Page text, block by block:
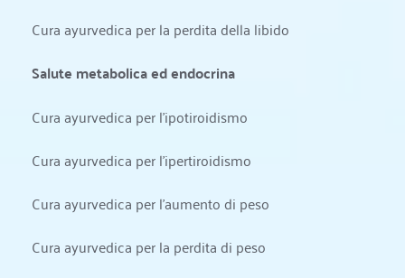
Cura ayurvedica per la perdita della libido
Salute metabolica ed endocrina
Cura ayurvedica per l'ipotiroidismo
Cura ayurvedica per l'ipertiroidismo
Cura ayurvedica per l'aumento di peso
Cura ayurvedica per la perdita di peso